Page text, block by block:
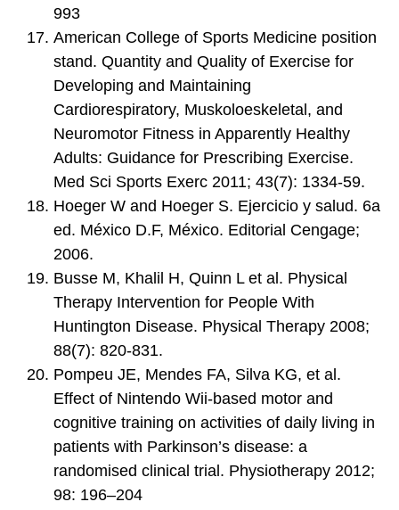
993
American College of Sports Medicine position
stand. Quantity and Quality of Exercise for
Developing and Maintaining
Cardiorespiratory, Muskoloeskeletal, and
Neuromotor Fitness in Apparently Healthy
Adults: Guidance for Prescribing Exercise.
Med Sci Sports Exerc 2011; 43(7): 1334-59.
Hoeger W and Hoeger S. Ejercicio y salud. 6a
ed. México D.F, México. Editorial Cengage;
2006.
Busse M, Khalil H, Quinn L et al. Physical
Therapy Intervention for People With
Huntington Disease. Physical Therapy 2008;
88(7): 820-831.
Pompeu JE, Mendes FA, Silva KG, et al.
Effect of Nintendo Wii-based motor and
cognitive training on activities of daily living in
patients with Parkinson’s disease: a
randomised clinical trial. Physiotherapy 2012;
98: 196–204